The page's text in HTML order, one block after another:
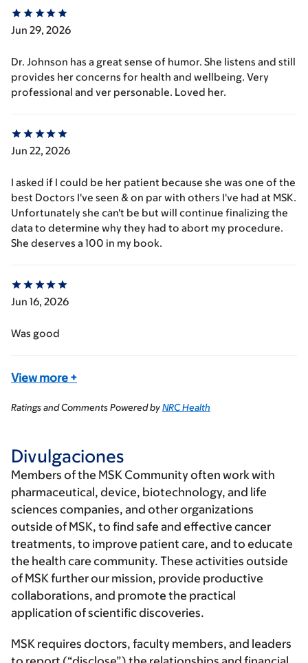
Jun 29, 2026
Dr. Johnson has a great sense of humor. She listens and still
provides her concerns for health and wellbeing. Very
professional and ver personable. Loved her.
Jun 22, 2026
I asked if I could be her patient because she was one of the
best Doctors I've seen & on par with others I've had at MSK.
Unfortunately she can't be but will continue finalizing the
data to determine why they had to abort my procedure.
She deserves a 100 in my book.
Jun 16, 2026
Was good
View more +
Ratings and Comments Powered byNRC Health
Divulgaciones
Members of the MSK Community often work with
pharmaceutical, device, biotechnology, and life
sciences companies, and other organizations
outside of MSK, to find safe and effective cancer
treatments, to improve patient care, and to educate
the health care community. These activities outside
of MSK further our mission, provide productive
collaborations, and promote the practical
application of scientific discoveries.
MSK requires doctors, faculty members, and leaders